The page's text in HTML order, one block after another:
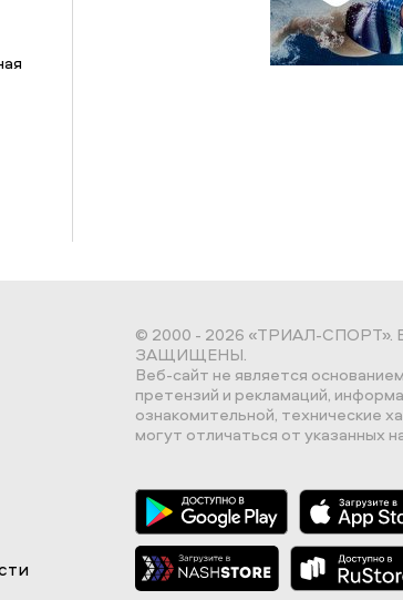
© 2000 - 2026 «ТРИАЛ-СПОРТ».
ЗАЩИЩЕНЫ.
Веб-сайт не является
претензий и рекламаций,
ознакомительной, технические
могут отличаться от указанных